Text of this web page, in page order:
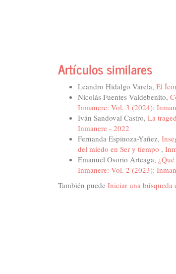
Artículos similares
Leandro Hidalgo Varela, El
Nicolás Fuentes Valdebenito,
Inmanere: Vol. 3 (2024):
Iván Sandoval Castro, La
Inmanere - 2022
Fernanda Espinoza-Yañez,
del miedo en Ser y tiempo ,
Emanuel Osorio Arteaga,
Inmanere: Vol. 2 (2023):
También puede Iniciar una búsqueda